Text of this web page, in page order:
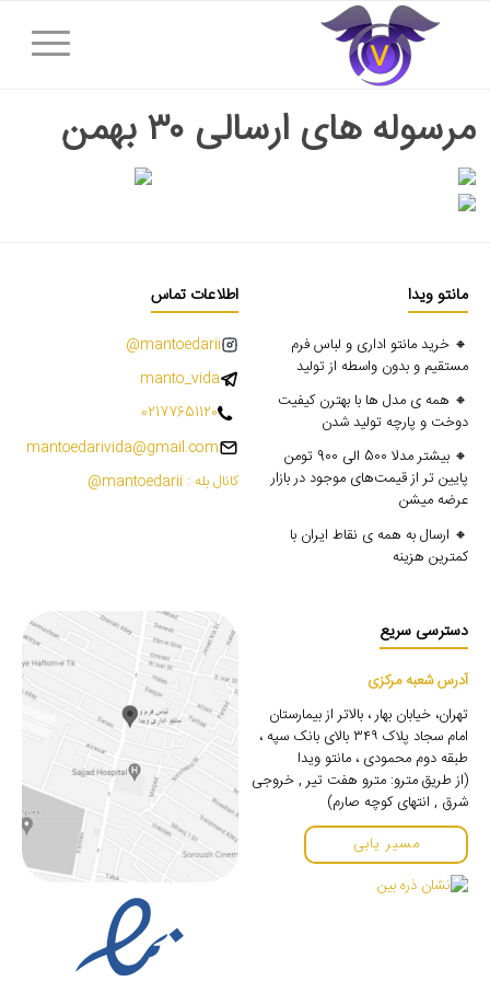
مرسوله های ارسالی ۳۰ بهمن
مانتو ویدا
🔸 خرید مانتو اداری و لباس فرم
مستقیم و بدون واسطه از تولید
🔸 همه ی مدل ها با بهترن کیفیت
دوخت و پارچه تولید شدن
🔸 بیشتر مدلا 500 الی 900 تومن
پایین تر از قیمت‌های موجود در بازار
عرضه میشن
🔸 ارسال به همه ی نقاط ایران با
کمترین هزینه
اطلاعات تماس
mantoedarii@
manto_vida
02177651120
mantoedarivida@gmail.com
کانال بله : mantoedarii@
دسترسی سریع
آدرس شعبه مرکزی
تهران، خیابان بهار ، بالاتر از بیمارستان
امام سجاد پلاک ۳۴۹ بالای بانک سپه ،
طبقه دوم محمودی ، مانتو ویدا
(از طریق مترو: مترو هفت تیر , خروجی
شرق , انتهای کوچه صارم)
مسیر یابی